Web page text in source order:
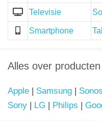
Televisie
Smartphone
Alles over
Apple | Samsung | Sonos
Sony | LG | Philips |